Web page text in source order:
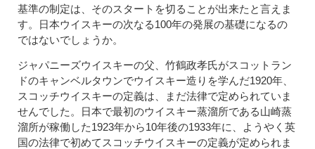
基準の制定は、そのスタートを切ることが出来たと言えま
す。日本ウイスキーの次なる100年の発展の基礎になるの
ではないでしょうか。
ジャパニーズウイスキーの父、竹鶴政孝氏がスコットラン
ドのキャンベルタウンでウイスキー造りを学んだ1920年、
スコッチウイスキーの定義は、まだ法律で定められていま
せんでした。日本で最初のウイスキー蒸溜所である山崎蒸
溜所が稼働した1923年から10年後の1933年に、ようやく英
国の法律で初めてスコッチウイスキーの定義が定められま